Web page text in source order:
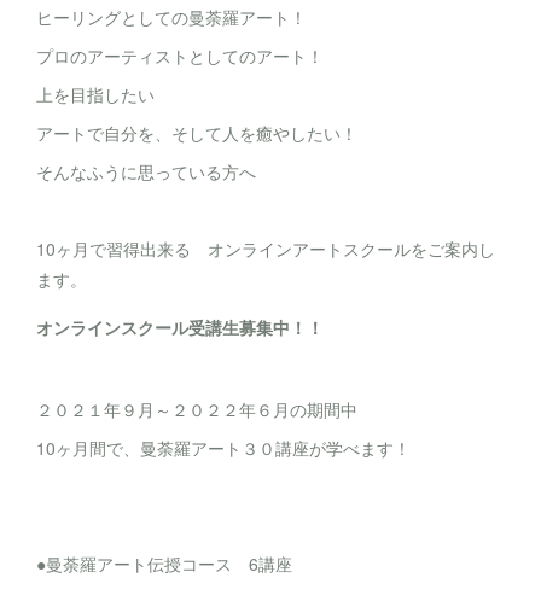
ヒーリングとしての曼荼羅アート！
プロのアーティストとしてのアート！
上を目指したい
アートで自分を、そして人を癒やしたい！
そんなふうに思っている方へ
10ヶ月で習得出来る オンラインアートスクールをご案内し
ます。
オンラインスクール受講生募集中！！
２０２１年９月～２０２２年６月の期間中
10ヶ月間で、曼荼羅アート３０講座が学べます！
●曼荼羅アート伝授コース 6講座